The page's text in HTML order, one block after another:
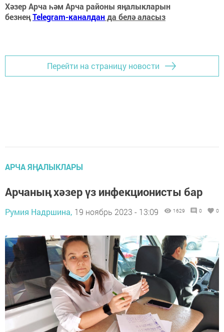
Хәзер Арча һәм Арча районы яңалыкларын
безнеңTelegram-каналданда белә аласыз
Перейти на страницу новости
АРЧА ЯҢАЛЫКЛАРЫ
Арчаның хәзер үз инфекционисты бар
Румия Надршина, 19 ноябрь 2023 - 13:09 1629 0 0